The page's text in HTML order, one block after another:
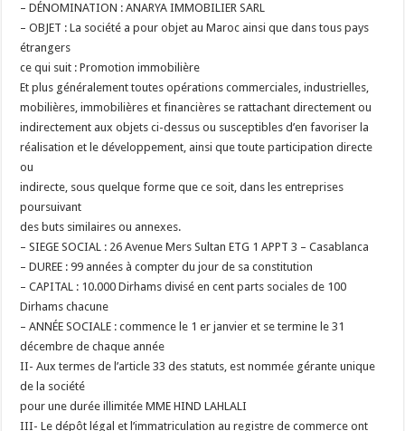
– DÉNOMINATION : ANARYA IMMOBILIER SARL
– OBJET : La société a pour objet au Maroc ainsi que dans tous pays
étrangers
ce qui suit :Promotion immobilière
Et plus généralement toutes opérations commerciales, industrielles,
mobilières, immobilières et financières se rattachant directement ou
indirectement aux objets ci-dessus ou susceptibles d’en favoriser la
réalisation et le développement, ainsi que toute participation directe
ou
indirecte, sous quelque forme que ce soit, dans les entreprises
poursuivant
des buts similaires ou annexes.
– SIEGE SOCIAL : 26 Avenue Mers Sultan ETG 1 APPT 3 – Casablanca
– DUREE : 99 années à compter du jour de sa constitution
– CAPITAL : 10.000 Dirhams divisé en cent parts sociales de 100
Dirhamschacune
– ANNÉE SOCIALE : commence le 1 er janvier et se termine le 31
décembre dechaque année
II- Aux termes de l’article 33 des statuts, est nommée gérante unique
de la société
pour une durée illimitée MME HIND LAHLALI
III- Le dépôt légal et l’immatriculation au registre de commerce ont